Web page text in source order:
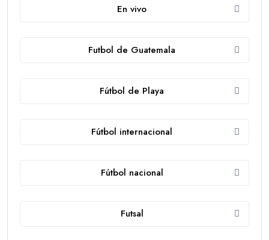
En vivo
Futbol de Guatemala
Fútbol de Playa
Fútbol internacional
Fútbol nacional
Futsal